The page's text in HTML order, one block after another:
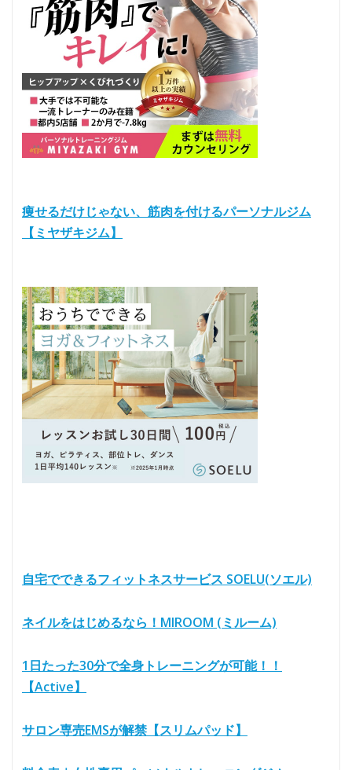
痩せるだけじゃない、筋肉を付けるパーソナルジム
【ミヤザキジム】
自宅でできるフィットネスサービス SOELU(ソエル)
ネイルをはじめるなら！MIROOM (ミルーム)
1日たった30分で全身トレーニングが可能！！
【Active】
サロン専売EMSが解禁【スリムパッド】